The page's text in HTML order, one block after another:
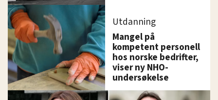
Utdanning
Mangel på
kompetent personell
hos norske bedrifter,
viser ny NHO-
undersøkelse